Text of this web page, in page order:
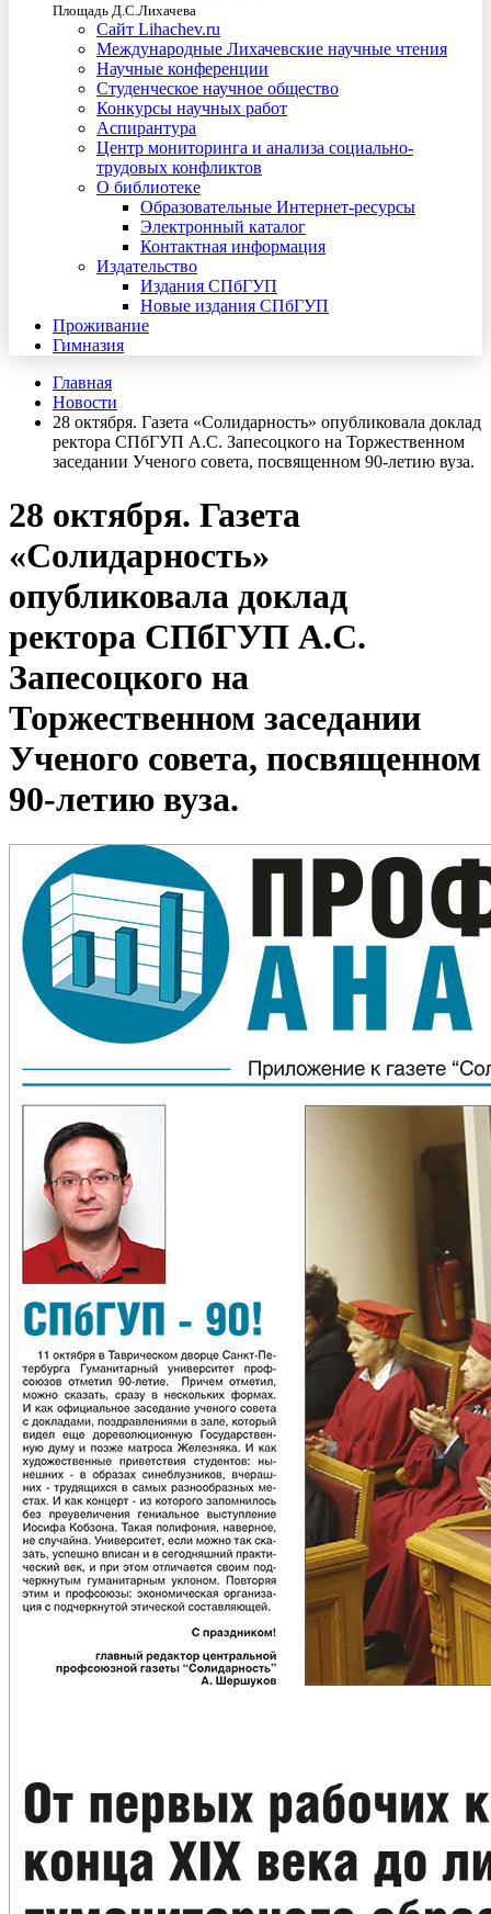
Площадь Д.С.Лихачева
Сайт Lihachev.ru
Международные Лихачевские научные чтения
Научные конференции
Студенческое научное общество
Конкурсы научных работ
Аспирантура
Центр мониторинга и анализа социально-
трудовых конфликтов
О библиотеке
Образовательные Интернет-ресурсы
Электронный каталог
Контактная информация
Издательство
Издания СПбГУП
Новые издания СПбГУП
Проживание
Гимназия
Главная
Новости
28 октября. Газета «Солидарность» опубликовала доклад
ректора СПбГУП А.С. Запесоцкого на Торжественном
заседании Ученого совета, посвященном 90-летию вуза.
28 октября. Газета
«Солидарность»
опубликовала доклад
ректора СПбГУП А.С.
Запесоцкого на
Торжественном заседании
Ученого совета, посвященном
90-летию вуза.